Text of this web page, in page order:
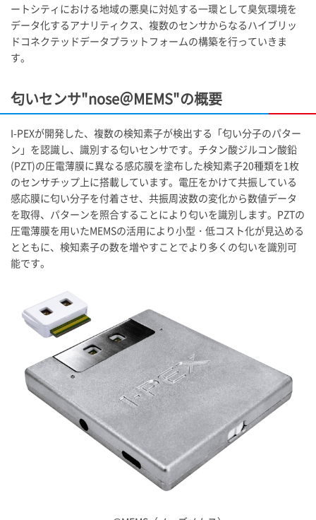
ートシティにおける地域の悪臭に対処する一環として臭気環境を
データ化するアナリティクス、複数のセンサからなるハイブリッ
ドコネクテッドデータプラットフォームの構築を行っていきま
す。
匂いセンサ"nose＠MEMS"の概要
I-PEXが開発した、複数の検知素子が検出する「匂い分子のパター
ン」を認識し、識別する匂いセンサです。チタン酸ジルコン酸鉛
(PZT)の圧電薄膜に異なる感応膜を塗布した検知素子20種類を1枚
のセンサチップ上に搭載しています。電圧をかけて共振している
感応膜に匂い分子を付着させ、共振周波数の変化から数値データ
を取得、パターンを照合することにより匂いを識別します。PZTの
圧電薄膜を用いたMEMSの活用により小型・低コスト化が見込める
とともに、検知素子の数を増やすことでより多くの匂いを識別可
能です。